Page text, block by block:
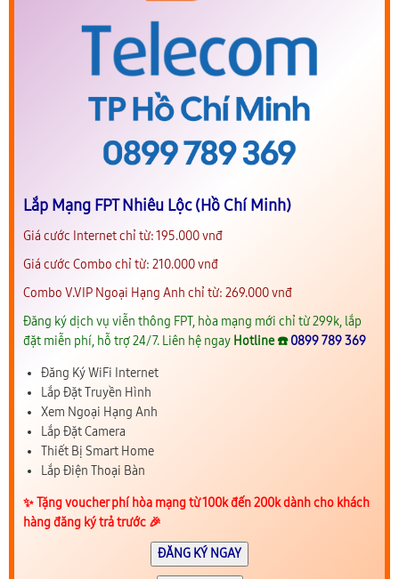
Lắp Mạng FPT Nhiêu Lộc (Hồ Chí Minh)
Giá cước Internet chỉ từ: 195.000 vnđ
Giá cước Combo chỉ từ: 210.000 vnđ
Combo V.VIP Ngoại Hạng Anh chỉ từ: 269.000 vnđ
Đăng ký dịch vụ viễn thông FPT, hòa mạng mới chỉ từ 299k, lắp
đặt miễn phí, hỗ trợ 24/7. Liên hệ ngay Hotline ☎️0899 789 369
Đăng Ký WiFi Internet
Lắp Đặt Truyền Hình
Xem Ngoại Hạng Anh
Lắp Đặt Camera
Thiết Bị Smart Home
Lắp Điện Thoại Bàn
✨️ Tặng voucher phí hòa mạng từ 100k đến 200k dành cho khách
hàng đăng ký trả trước 🎉
ĐĂNG KÝ NGAY